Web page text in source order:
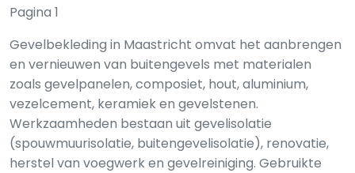
Pagina 1
Gevelbekleding in Maastricht omvat het aanbrengen
en vernieuwen van buitengevels met materialen
zoals gevelpanelen, composiet, hout, aluminium,
vezelcement, keramiek en gevelstenen.
Werkzaamheden bestaan uit gevelisolatie
(spouwmuurisolatie, buitengevelisolatie), renovatie,
herstel van voegwerk en gevelreiniging. Gebruikte